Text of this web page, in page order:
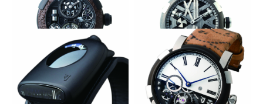
ト エングレーブ
ROMAIN JEROME
スチームパンク トゥールビヨ
ン タイタニック
蒸気船を象る文字盤
ROMAIN JEROME
スチームパンク
時計界の奇才とコラボ！
エナメルとタトゥーで時計を着飾る